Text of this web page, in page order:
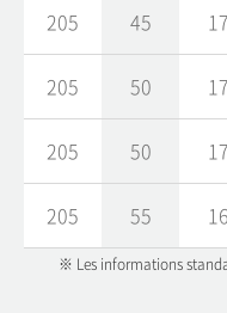
205 45 17
205 50 17
205 50 17
205 55 16
※ Les informations